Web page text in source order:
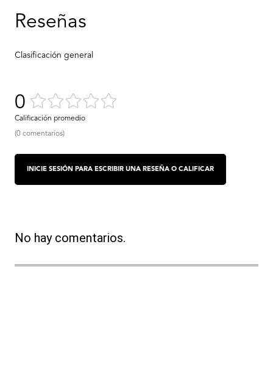
0
(0 comentarios)
No hay comentarios.